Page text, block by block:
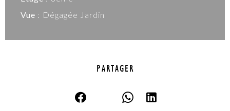
Vue
Dégagée Jardin
PARTAGER